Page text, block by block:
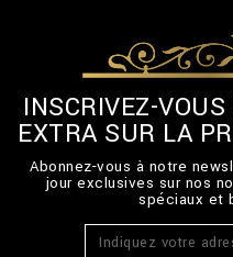
INSCRIVEZ-
EXTRA SUR LA
Abonnez-vous à notre
jour exclusives sur nos
spéciaux et